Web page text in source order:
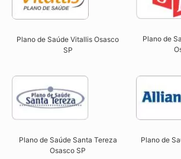
Plano de Saúde Vitallis Osasco
SP​
Plano de
Plano de Saúde Santa Tereza
Osasco SP​
Plano de